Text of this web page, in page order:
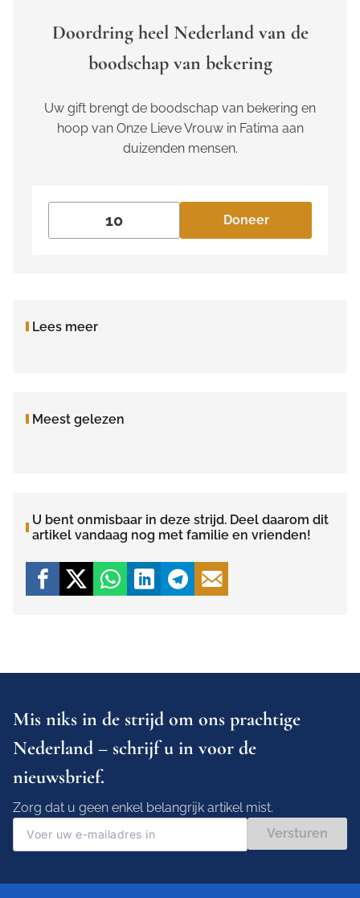
Doordring heel Nederland van de
boodschap van bekering
Uw gift brengt de boodschap van bekering en
hoop van Onze Lieve Vrouw in Fatima aan
duizenden mensen.
Doneer
Lees meer
Meest gelezen
U bent onmisbaar in deze strijd. Deel daarom dit
artikel vandaag nog met familie en vrienden!
Mis niks in de strijd om ons prachtige
Nederland – schrijf u in voor de
nieuwsbrief.
Zorg dat u geen enkel belangrijk artikel mist.
Versturen